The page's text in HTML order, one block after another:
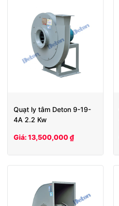
Quạt ly tâm Deton 9-19-
4A 2.2 Kw
Giá: 13,500,000 ₫